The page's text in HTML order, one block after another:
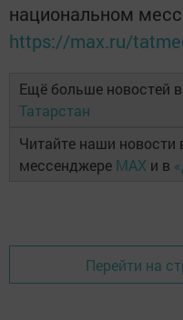
национальном
https://max.ru/
Ещё больше новостей
Татарстан
Читайте наши новости
мессенджере MAX и в
Перейти на